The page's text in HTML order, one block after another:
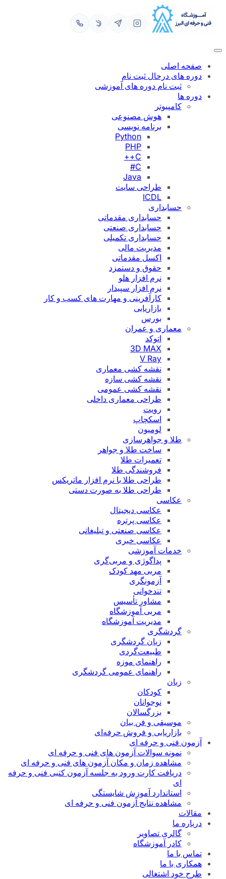
محتوا
صفحه اصلی
دوره های درحال ثبت نام
ثبت نام دوره های آموزشی
دوره ها
کامپیوتر
هوش مصنوعی
برنامه نویسی
Python
PHP
C++
C#
Java
طراحی سایت
ICDL
حسابداری
حسابداری مقدماتی
حسابداری صنعتی
حسابداری تکمیلی
مدیریت مالی
اکسل مقدماتی
حقوق و دستمزد
نرم افزار هلو
نرم افزار سپیدار
کارآفرینی و مهارت های کسب و کار
بازاریابی
بورس
معماری و عمران
اتوکد
3D MAX
V Ray
نقشه کشی معماری
نقشه کشی سازه
نقشه کشی عمومی
طراحی معماری داخلی
رویت
اسکچاپ
لومیون
طلا و جواهرسازی
ساخت طلا و جواهر
تعمیرات طلا
فروشندگی طلا
طراحی طلا با نرم افزار ماتریکس
طراحی طلا به صورت دستی
عکاسی
عکاسی دیجیتال
عکاسی پرتره
عکاسی صنعتی و تبلیغاتی
عکاسی خبری
خدمات آموزشی
پداگوژی و مربی‌گری
مربی مهد کودک
آزمونگری
تندخوانی
مشاور تأسیس
مربی آموزشگاه
مدیریت آموزشگاه
گردشگری
زبان گردشگری
طبیعت‌گردی
راهنمای موزه
راهنمای عمومی گردشگری
زبان
کودکان
نوجوانان
بزرگسالان
موسیقی و فن بیان
بازاریابی و فروش حرفه‌ای
آزمون فنی و حرفه ای
نمونه سوالات آزمون های فنی و حرفه ای
مشاهده زمان و مکان آزمون های فنی و حرفه ای
دریافت کارت ورود به جلسه آزمون کتبی فنی و حرفه
ای
استاندارد آموزش شایستگی
مشاهده نتایج آزمون فنی و حرفه ای
مقالات
درباره ما
گالری تصاویر
کادر آموزشگاه
تماس با ما
همکاری با ما
طرح خود اشتغالی